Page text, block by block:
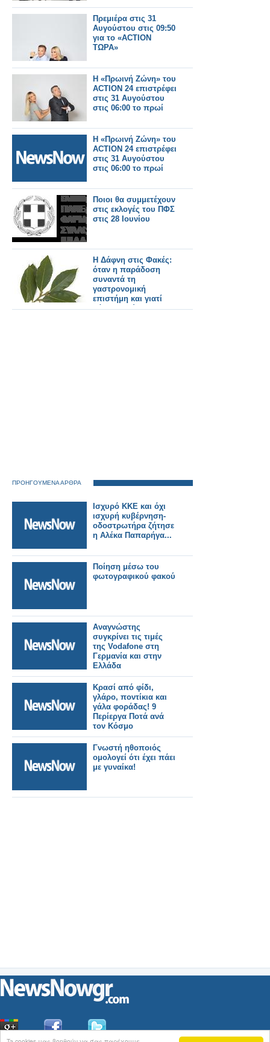
Πρεμιέρα στις 31
Αυγούστου στις 09:50
για το «ACTION
ΤΩΡΑ»
Η «Πρωινή Ζώνη» του
ACTION 24 επιστρέφει
στις 31 Αυγούστου
στις 06:00 το πρωί
Η «Πρωινή Ζώνη» του
ACTION 24 επιστρέφει
στις 31 Αυγούστου
στις 06:00 το πρωί
Ποιοι θα συμμετέχουν
στις εκλογές του ΠΦΣ
στις 28 Ιουνίου
Η Δάφνη στις Φακές:
όταν η παράδοση
συναντά τη
γαστρονομική
επιστήμη και γιατί
βάζουμε φύλλα
ΠΡΟΗΓΟΥΜΕΝΑ ΑΡΘΡΑ
Ισχυρό ΚΚΕ και όχι
ισχυρή κυβέρνηση-
οδοστρωτήρα ζήτησε
η Αλέκα Παπαρήγα...
Ποίηση μέσω του
φωτογραφικού φακού
Αναγνώστης
συγκρίνει τις τιμές
της Vodafone στη
Γερμανία και στην
Ελλάδα
Κρασί από φίδι,
γλάρο, ποντίκια και
γάλα φοράδας! 9
Περίεργα Ποτά ανά
τον Κόσμο
Γνωστή ηθοποιός
ομολογεί ότι έχει πάει
με γυναίκα!